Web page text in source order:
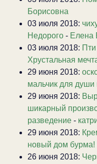
Борисовна
03 июля 2018:
Недорого - Елена
03 июля 2018:
Хрустальная
29 июня 2018:
мальчик для души
29 июня 2018:
шикарный
разведение -
29 июня 2018:
новый дом бурма!
26 июня 2018: